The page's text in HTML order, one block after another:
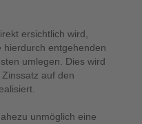
ersichtlich wird,
hierdurch entgehenden
umlegen. Dies wird
auf den
unmöglich eine